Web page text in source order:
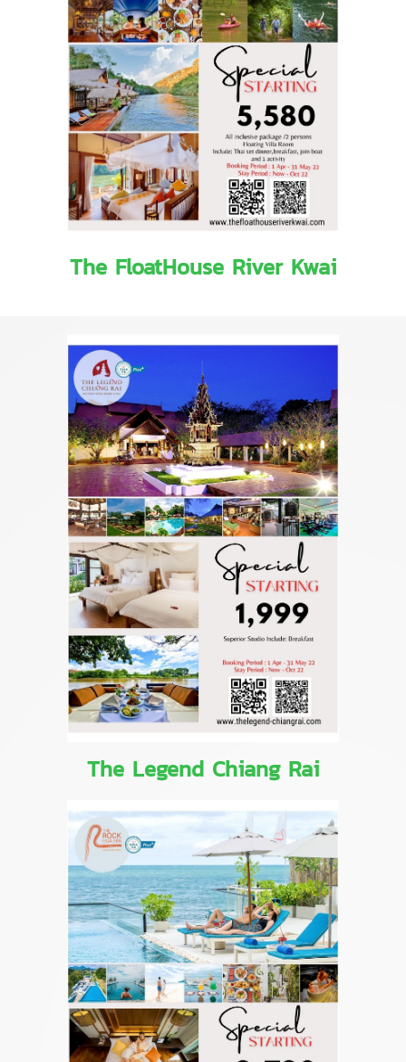
The FloatHouse River Kwai
The Legend Chiang Rai